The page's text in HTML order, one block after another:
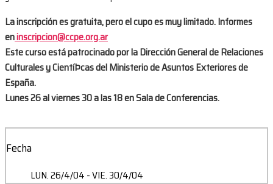
La inscripción es gratuita, pero el cupo es muy limitado. Informes
eninscripcion@ccpe.org.ar
Este curso está patrocinado por la Dirección General de Relaciones
Culturales y CientíÞcas del Ministerio de Asuntos Exteriores de
España.
Lunes 26 al viernes 30 a las 18 en Sala de Conferencias.
Fecha
LUN. 26/4/04 - VIE. 30/4/04